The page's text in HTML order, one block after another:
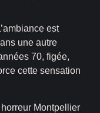
est
une autre
70, figée,
cette sensation
Montpellier